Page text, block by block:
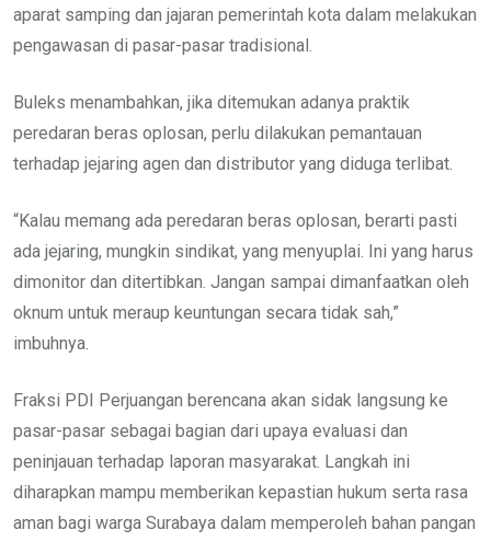
aparat samping dan jajaran pemerintah kota dalam melakukan
pengawasan di pasar-pasar tradisional.
Buleks menambahkan, jika ditemukan adanya praktik
peredaran beras oplosan, perlu dilakukan pemantauan
terhadap jejaring agen dan distributor yang diduga terlibat.
“Kalau memang ada peredaran beras oplosan, berarti pasti
ada jejaring, mungkin sindikat, yang menyuplai. Ini yang harus
dimonitor dan ditertibkan. Jangan sampai dimanfaatkan oleh
oknum untuk meraup keuntungan secara tidak sah,”
imbuhnya.
Fraksi PDI Perjuangan berencana akan sidak langsung ke
pasar-pasar sebagai bagian dari upaya evaluasi dan
peninjauan terhadap laporan masyarakat. Langkah ini
diharapkan mampu memberikan kepastian hukum serta rasa
aman bagi warga Surabaya dalam memperoleh bahan pangan